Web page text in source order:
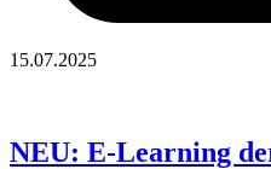
15.07.2025
NEU: E-Learning